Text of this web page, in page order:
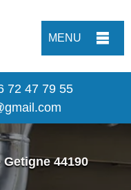
MENU
72 47 79 55
44190